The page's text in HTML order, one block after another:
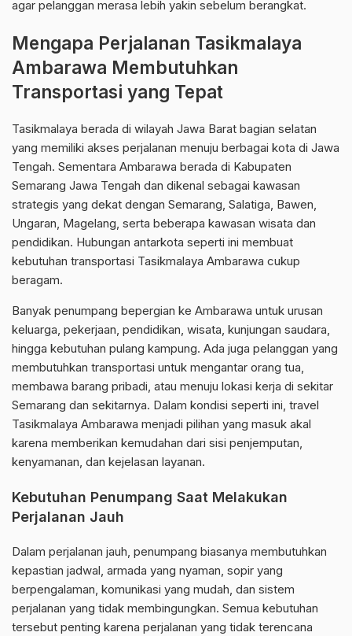
agar pelanggan merasa lebih yakin sebelum berangkat.
Mengapa Perjalanan Tasikmalaya
Ambarawa Membutuhkan
Transportasi yang Tepat
Tasikmalaya berada di wilayah Jawa Barat bagian selatan
yang memiliki akses perjalanan menuju berbagai kota di Jawa
Tengah. Sementara Ambarawa berada di Kabupaten
Semarang Jawa Tengah dan dikenal sebagai kawasan
strategis yang dekat dengan Semarang, Salatiga, Bawen,
Ungaran, Magelang, serta beberapa kawasan wisata dan
pendidikan. Hubungan antarkota seperti ini membuat
kebutuhan transportasi Tasikmalaya Ambarawa cukup
beragam.
Banyak penumpang bepergian ke Ambarawa untuk urusan
keluarga, pekerjaan, pendidikan, wisata, kunjungan saudara,
hingga kebutuhan pulang kampung. Ada juga pelanggan yang
membutuhkan transportasi untuk mengantar orang tua,
membawa barang pribadi, atau menuju lokasi kerja di sekitar
Semarang dan sekitarnya. Dalam kondisi seperti ini, travel
Tasikmalaya Ambarawa menjadi pilihan yang masuk akal
karena memberikan kemudahan dari sisi penjemputan,
kenyamanan, dan kejelasan layanan.
Kebutuhan Penumpang Saat Melakukan
Perjalanan Jauh
Dalam perjalanan jauh, penumpang biasanya membutuhkan
kepastian jadwal, armada yang nyaman, sopir yang
berpengalaman, komunikasi yang mudah, dan sistem
perjalanan yang tidak membingungkan. Semua kebutuhan
tersebut penting karena perjalanan yang tidak terencana